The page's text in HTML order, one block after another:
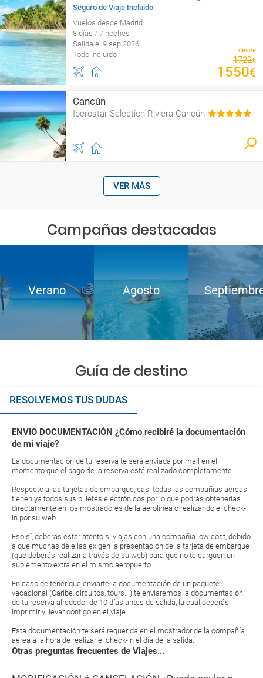
Seguro de Viaje Incluido
Vuelos desde Madrid
8 días / 7 noches
Salida el 9 sep 2026
Todo incluido
desde
1722€
1550€
Cancún
Iberostar Selection Riviera Cancún
VER MÁS
Campañas destacadas
Verano Agosto
Guía de destino
RESOLVEMOS TUS DUDAS
ENVIO DOCUMENTACIÓN ¿Cómo recibiré la documentación
de mi viaje?
La documentación de tu reserva te será enviada por mail en el
momento que el pago de la reserva esté realizado completamente.
Respecto a las tarjetas de embarque, casi todas las compañías aéreas
tienen ya todos sus billetes electrónicos por lo que podrás obtenerlas
directamente en los mostradores de la aerolínea o realizando el check-
in por su web.
Eso sí, deberás estar atento si viajas con una compañía low cost, debido
a que muchas de ellas exigen la presentación de la tarjeta de embarque
(que deberás realizar a través de su web) para que no te carguen un
suplemento extra en el mismo aeropuerto.
En caso de tener que enviarte la documentación de un paquete
vacacional (Caribe, circuitos, tours...) te enviaremos la documentación
de tu reserva alrededor de 10 días antes de salida, la cual deberás
imprimir y llevar contigo en el viaje.
Esta documentación te será requerida en el mostrador de la compañía
aérea a la hora de realizar el check-in el día de la salida.
Otras preguntas frecuentes de Viajes...